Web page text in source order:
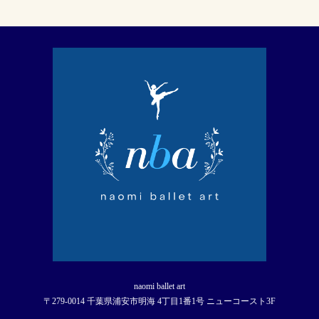
naomi ballet art
〒279-0014 千葉県浦安市明海 4丁目1番1号 ニューコースト3F